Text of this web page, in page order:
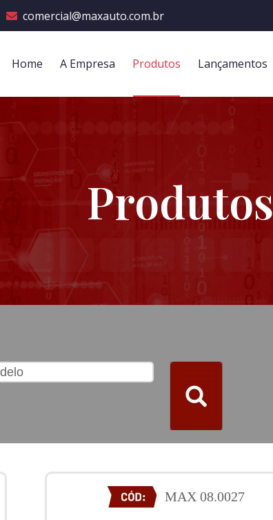
comercial@maxauto.com.br
Home A Empresa Produtos Lançamentos
Produtos
MAX 08.0027